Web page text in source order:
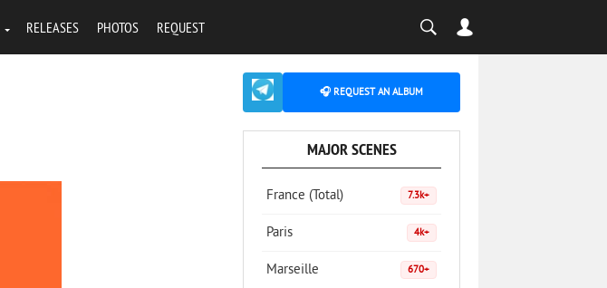
RELEASES PHOTOS REQUEST
🎧 REQUEST AN ALBUM
MAJOR SCENES
France (Total) 7.3k+
Paris 4k+
Marseille 670+